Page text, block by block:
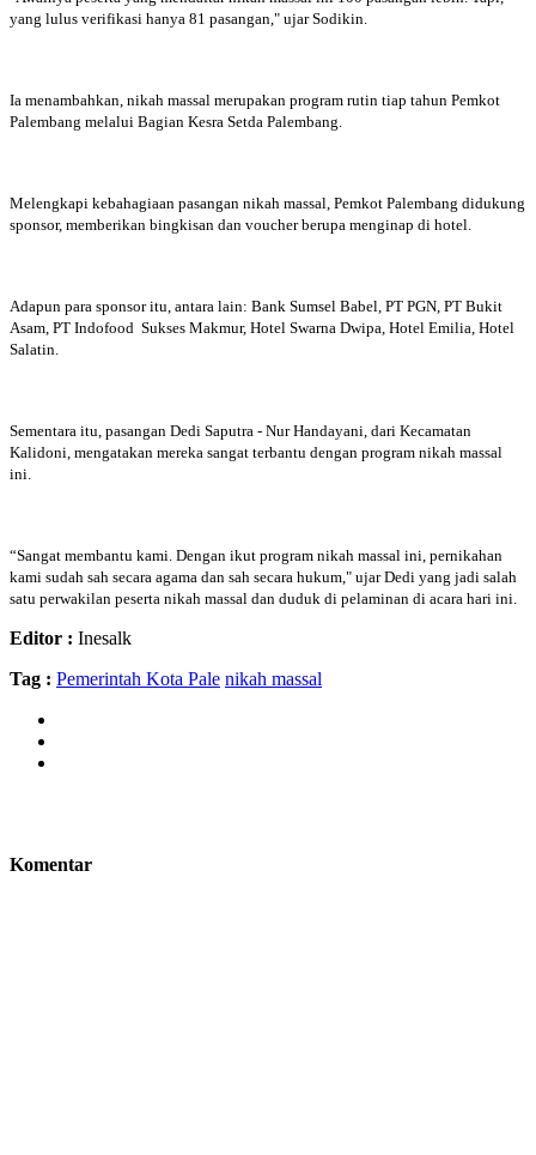
yang lulus verifikasi hanya 81 pasangan," ujar Sodikin.
Ia menambahkan, nikah massal merupakan program rutin tiap tahun Pemkot
Palembang melalui Bagian Kesra Setda Palembang.
Melengkapi kebahagiaan pasangan nikah massal, Pemkot Palembang didukung
sponsor, memberikan bingkisan dan voucher berupa menginap di hotel.
Adapun para sponsor itu, antara lain: Bank Sumsel Babel, PT PGN, PT Bukit
Asam, PT Indofood Sukses Makmur, Hotel Swarna Dwipa, Hotel Emilia, Hotel
Salatin.
Sementara itu, pasangan Dedi Saputra - Nur Handayani, dari Kecamatan
Kalidoni, mengatakan mereka sangat terbantu dengan program nikah massal
ini.
“Sangat membantu kami. Dengan ikut program nikah massal ini, pernikahan
kami sudah sah secara agama dan sah secara hukum," ujar Dedi yang jadi salah
satu perwakilan peserta nikah massal dan duduk di pelaminan di acara hari ini.
Editor : Inesalk
Tag : Pemerintah Kota Pale nikah massal
Komentar